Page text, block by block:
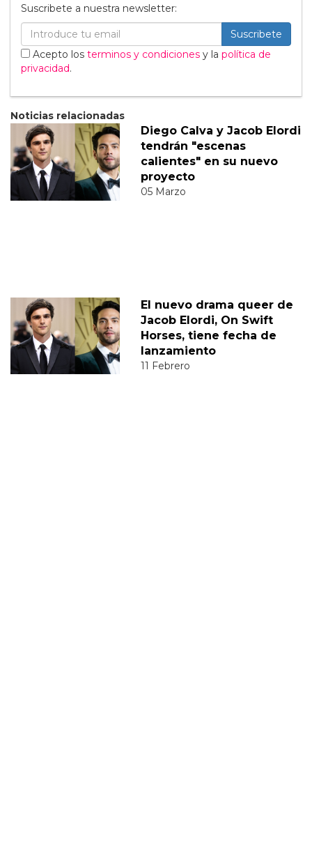
Suscribete a nuestra newsletter:
Suscribete
Acepto los terminos y condiciones y la política de
privacidad.
Noticias relacionadas
Diego Calva y Jacob Elordi
tendrán "escenas
calientes" en su nuevo
proyecto
05 Marzo
El nuevo drama queer de
Jacob Elordi, On Swift
Horses, tiene fecha de
lanzamiento
11 Febrero